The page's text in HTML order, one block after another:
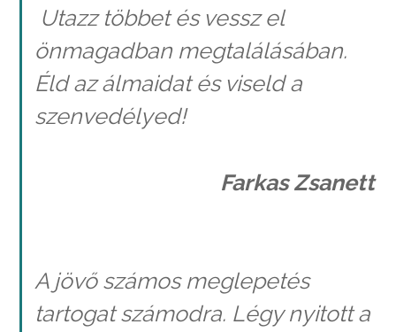
Utazz többet és vessz el
önmagadban megtalálásában.
Éld az álmaidat és viseld a
szenvedélyed!
Farkas Zsanett
A jövő számos meglepetés
tartogat számodra. Légy nyitott a